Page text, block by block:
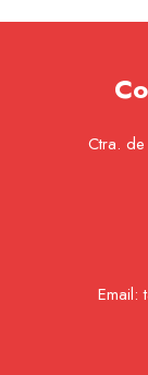
Ctra.
Email: